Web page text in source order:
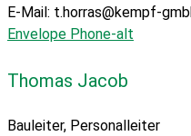
E-Mail: t.horras@kempf-
Envelope Phone-alt
Thomas Jacob
Bauleiter, Personalleiter